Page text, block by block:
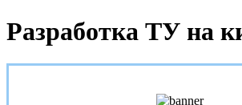
Разработка ТУ на